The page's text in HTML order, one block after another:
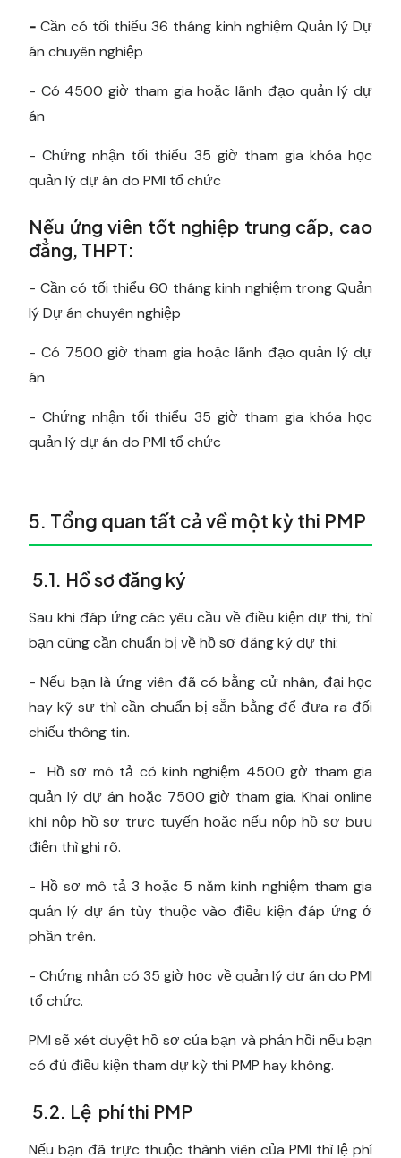
- Cần có tối thiểu 36 tháng kinh nghiệm Quản lý Dự
án chuyên nghiệp
- Có 4500 giờ tham gia hoặc lãnh đạo quản lý dự
án
- Chứng nhận tối thiểu 35 giờ tham gia khóa học
quản lý dự án do PMI tổ chức
Nếu ứng viên tốt nghiệp trung cấp, cao
đẳng, THPT:
- Cần có tối thiểu 60 tháng kinh nghiệm trong Quản
lý Dự án chuyên nghiệp
- Có 7500 giờ tham gia hoặc lãnh đạo quản lý dự
án
- Chứng nhận tối thiểu 35 giờ tham gia khóa học
quản lý dự án do PMI tổ chức
5. Tổng quan tất cả về một kỳ thi PMP
5.1. Hồ sơ đăng ký
Sau khi đáp ứng các yêu cầu về điều kiện dự thi, thì
bạn cũng cần chuẩn bị về hồ sơ đăng ký dự thi:
- Nếu bạn là ứng viên đã có bằng cử nhân, đại học
hay kỹ sư thì cần chuẩn bị sẵn bằng để đưa ra đối
chiếu thông tin.
- Hồ sơ mô tả có kinh nghiệm 4500 gờ tham gia
quản lý dự án hoặc 7500 giờ tham gia. Khai online
khi nộp hồ sơ trực tuyến hoặc nếu nộp hồ sơ bưu
điện thì ghi rõ.
- Hồ sơ mô tả 3 hoặc 5 năm kinh nghiệm tham gia
quản lý dự án tùy thuộc vào điều kiện đáp ứng ở
phần trên.
- Chứng nhận có 35 giờ học về quản lý dự án do PMI
tổ chức.
PMI sẽ xét duyệt hồ sơ của bạn và phản hồi nếu bạn
có đủ điều kiện tham dự kỳ thi PMP hay không.
5.2. Lệ phí thi PMP
Nếu bạn đã trực thuộc thành viên của PMI thì lệ phí